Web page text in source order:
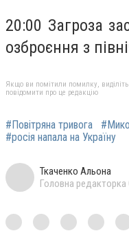
20:00 Загроза
озброєння з
Якщо ви помітили помилку, виділіть
повідомити про це редакцію
#Повітряна тривога
#росія напала на Україну
Ткаченко Альона
Головна редакторка